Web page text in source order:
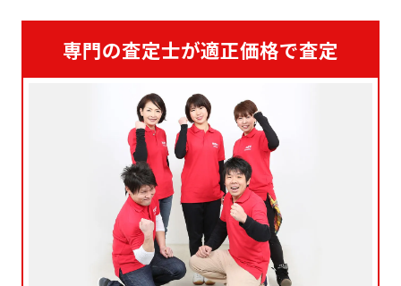
専門の査定士が適正価格で査定